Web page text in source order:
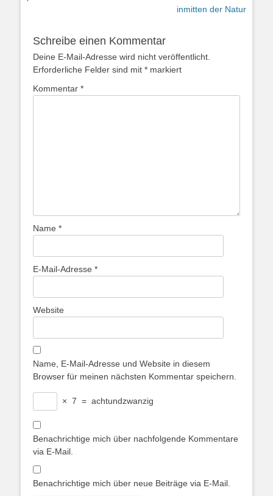
inmitten der Natur
Schreibe einen Kommentar
Deine E-Mail-Adresse wird nicht veröffentlicht.
Erforderliche Felder sind mit * markiert
Kommentar *
Name *
E-Mail-Adresse *
Website
Name, E-Mail-Adresse und Website in diesem
Browser für meinen nächsten Kommentar speichern.
× 7 = achtundzwanzig
Benachrichtige mich über nachfolgende Kommentare
via E-Mail.
Benachrichtige mich über neue Beiträge via E-Mail.